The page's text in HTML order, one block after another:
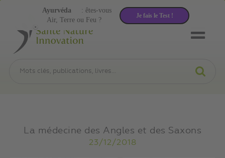
La médecine des Angles et des Saxons
23/12/2018
Air, Terre ou Feu ?
Ayurvéda : êtes-vous
Je fais le Test !